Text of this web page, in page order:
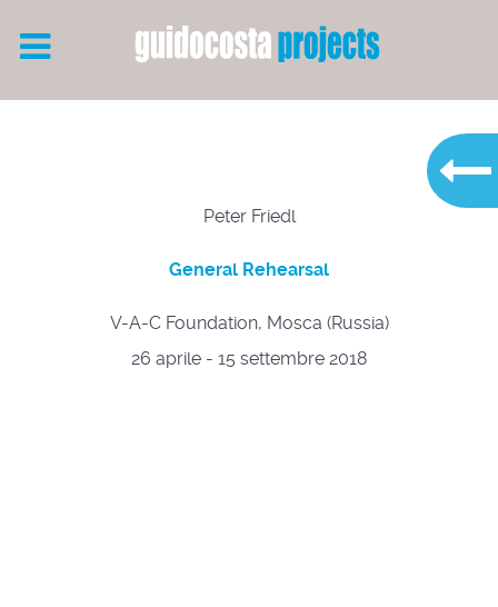
Peter Friedl
General Rehearsal
V-A-C Foundation, Mosca (Russia)
26 aprile - 15 settembre 2018